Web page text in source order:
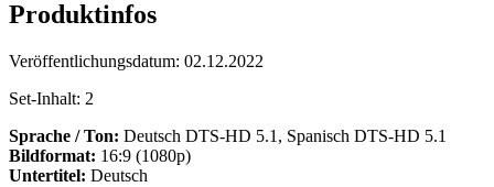
Produktinfos
Veröffentlichungsdatum: 02.12.2022
Set-Inhalt: 2
Sprache / Ton: Deutsch DTS-HD 5.1, Spanisch DTS-HD 5.1
Bildformat: 16:9 (1080p)
Untertitel: Deutsch